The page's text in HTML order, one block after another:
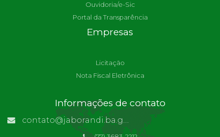
Ouvidoria/e-Sic
Portal da Transparência
Empresas
Licitação
Nota Fiscal Eletrônica
Informações de contato
contato@jaborandi.ba.gov.br | Funcionário Responsável: Ronaldo Da Paz Dourado